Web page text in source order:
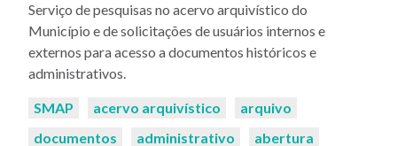
Serviço de pesquisas no acervo arquivístico do
Município e de solicitações de usuários internos e
externos para acesso a documentos históricos e
administrativos.
Palavras-
SMAP acervo arquivístico
arquivo
documentos
administrativo
abertura